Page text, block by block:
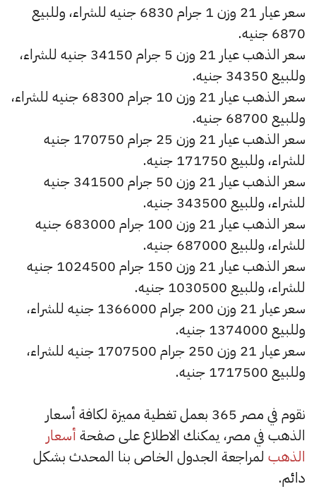
سعر عيار 21 وزن 1 جرام 6830 جنيه للشراء، وللبيع
6870 جنيه.
سعر الذهب عيار 21 وزن 5 جرام 34150 جنيه للشراء،
وللبيع 34350 جنيه.
سعر الذهب عيار 21 وزن 10 جرام 68300 جنيه للشراء،
وللبيع 68700 جنيه.
سعر الذهب عيار 21 وزن 25 جرام 170750 جنيه
للشراء، وللبيع 171750 جنيه.
سعر الذهب عيار 21 وزن 50 جرام 341500 جنيه
للشراء، وللبيع 343500 جنيه.
سعر الذهب عيار 21 وزن 100 جرام 683000 جنيه
للشراء، وللبيع 687000 جنيه.
سعر الذهب عيار 21 وزن 150 جرام 1024500 جنيه
للشراء، وللبيع 1030500 جنيه.
سعر عيار 21 وزن 200 جرام 1366000 جنيه للشراء،
وللبيع 1374000 جنيه.
سعر عيار 21 وزن 250 جرام 1707500 جنيه للشراء،
وللبيع 1717500 جنيه.
نقوم في مصر 365 بعمل تغطية مميزة لكافة أسعار
الذهب في مصر، يمكنك الاطلاع على صفحة أسعار
الذهب لمراجعة الجدول الخاص بنا المحدث بشكل
دائم.